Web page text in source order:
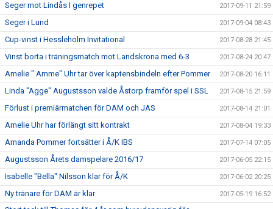
Seger mot Lindås I genrepet 2017-09-11 21:59
Seger i Lund 2017-09-04 08:43
Cup-vinst i Hessleholm Invitational 2017-08-28 21:45
Vinst borta i träningsmatch mot Landskrona med 6-3 2017-08-24 20:47
Amelie " Amme" Uhr tar över kaptensbindeln efter Pommer 2017-08-20 16:11
Linda "Agge" Augustsson valde Åstorp framför spel i SSL 2017-08-15 21:59
Förlust i premiärmatchen för DAM och JAS 2017-08-14 21:01
Amelie Uhr har förlängt sitt kontrakt 2017-08-04 19:33
Amanda Pommer fortsätter i Å/K IBS 2017-07-14 07:05
Augustsson Årets damspelare 2016/17 2017-06-05 22:15
Isabelle "Bella" Nilsson klar för Å/K 2017-06-02 20:25
Ny tränare för DAM är klar 2017-05-19 16:52